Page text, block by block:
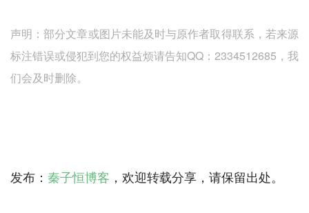
声明：部分文章或图片未能及时与原作者取得联系，若来源
标注错误或侵犯到您的权益烦请告知QQ：2334512685，我
们会及时删除。
发布： 秦子恒博客 ，欢迎转载分享，请保留出处。